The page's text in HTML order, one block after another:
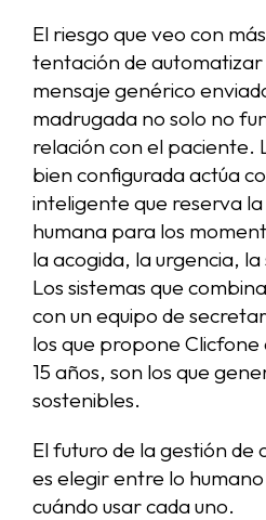
El riesgo que veo con
tentación de
mensaje genérico
madrugada no solo no
relación con el paciente.
bien configurada actúa
inteligente que reserva
humana para los
la acogida, la urgencia,
Los sistemas que
con un equipo de
los que propone Clicfone
15 años, son los que
sostenibles.
El futuro de la gestión de
es elegir entre lo
cuándo usar cada uno.